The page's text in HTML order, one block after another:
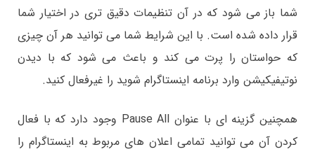
شما باز می شود که در آن تنظیمات دقیق تری در اختیار شما
قرار داده شده است. با این شرایط شما می توانید هر آن چیزی
که حواستان را پرت می کند و باعث می شود که با دیدن
نوتیفیکیشن وارد برنامه اینستاگرام شوید را غیرفعال کنید.
همچنین گزینه ای با عنوان Pause All وجود دارد که با فعال
کردن آن می توانید تمامی اعلان های مربوط به اینستاگرام را